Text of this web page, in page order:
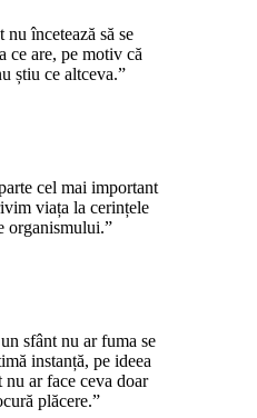
nu încetează să se
ce are, pe motiv că
știu ce altceva.”
cel mai important
viața la cerințele
organismului.”
sfânt nu ar fuma se
instanță, pe ideea
nu ar face ceva doar
plăcere.”